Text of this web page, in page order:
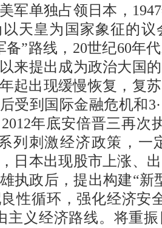
军单独占领日本，
天皇为国家象征的
备”路线，20世纪60年
来提出成为政治大国
起出现缓慢恢复，复
受到国际金融危机和
年底安倍晋三再次
列刺激经济政策，一
日本出现股市上涨、
执政后，提出构建“新
性循环，强化经济安
主义经济路线。将重